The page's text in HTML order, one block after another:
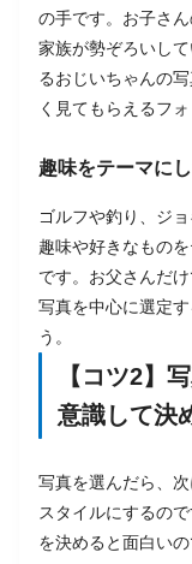
の手です。お子さ
家族が勢ぞろいし
るおじいちゃんの
く見てもらえるフ
趣味をテーマに
ゴルフや釣り、ジ
趣味や好きなもの
です。お父さんだ
写真を中心に選定
う。
【コツ2】
意識して決
写真を選んだら、
スタイルにするの
を決めると面白いの